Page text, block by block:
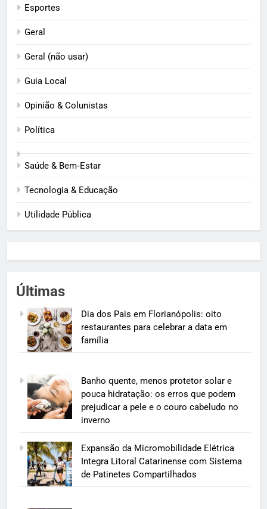
Esportes
Geral
Geral (não usar)
Guia Local
Opinião & Colunistas
Política
Saúde & Bem‑Estar
Tecnologia & Educação
Utilidade Pública
Últimas
Dia dos Pais em Florianópolis: oito
restaurantes para celebrar a data em
família
Banho quente, menos protetor solar e
pouca hidratação: os erros que podem
prejudicar a pele e o couro cabeludo no
inverno
Expansão da Micromobilidade Elétrica
Integra Litoral Catarinense com Sistema
de Patinetes Compartilhados